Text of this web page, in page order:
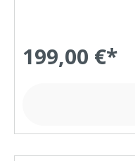
199,00 €*